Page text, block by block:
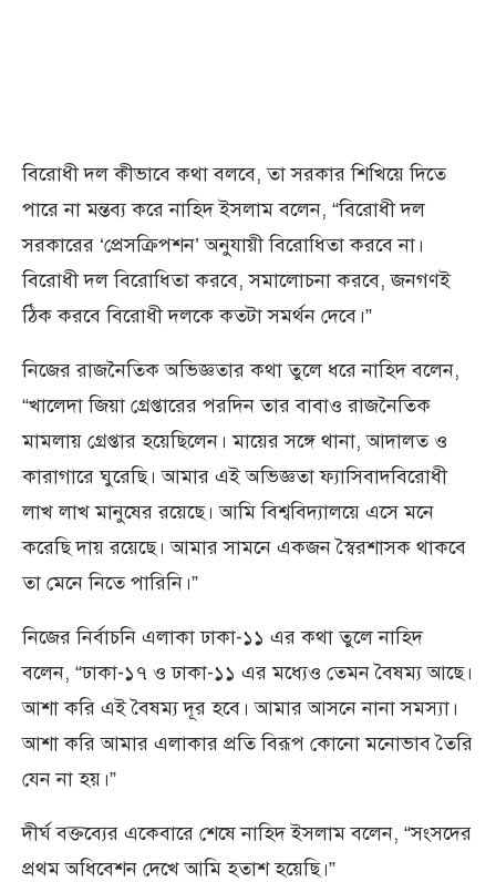
বিরোধী দল কীভাবে কথা বলবে, তা সরকার শিখিয়ে দিতে
পারে না মন্তব্য করে নাহিদ ইসলাম বলেন, “বিরোধী দল
সরকারের ‘প্রেসক্রিপশন’ অনুযায়ী বিরোধিতা করবে না।
বিরোধী দল বিরোধিতা করবে, সমালোচনা করবে, জনগণই
ঠিক করবে বিরোধী দলকে কতটা সমর্থন দেবে।”
নিজের রাজনৈতিক অভিজ্ঞতার কথা তুলে ধরে নাহিদ বলেন,
“খালেদা জিয়া গ্রেপ্তারের পরদিন তার বাবাও রাজনৈতিক
মামলায় গ্রেপ্তার হয়েছিলেন। মায়ের সঙ্গে থানা, আদালত ও
কারাগারে ঘুরেছি। আমার এই অভিজ্ঞতা ফ্যাসিবাদবিরোধী
লাখ লাখ মানুষের রয়েছে। আমি বিশ্ববিদ্যালয়ে এসে মনে
করেছি দায় রয়েছে। আমার সামনে একজন স্বৈরশাসক থাকবে
তা মেনে নিতে পারিনি।”
নিজের নির্বাচনি এলাকা ঢাকা-১১ এর কথা তুলে নাহিদ
বলেন, “ঢাকা-১৭ ও ঢাকা-১১ এর মধ্যেও তেমন বৈষম্য আছে।
আশা করি এই বৈষম্য দূর হবে। আমার আসনে নানা সমস্যা।
আশা করি আমার এলাকার প্রতি বিরূপ কোনো মনোভাব তৈরি
যেন না হয়।”
দীর্ঘ বক্তব্যের একেবারে শেষে নাহিদ ইসলাম বলেন, “সংসদের
প্রথম অধিবেশন দেখে আমি হতাশ হয়েছি।”